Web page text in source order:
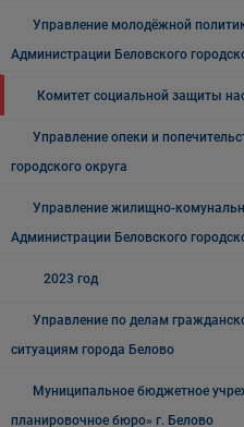
Управление молодёжной
Администрации Беловского
Комитет социальной защиты
Управление опеки и
городского округа
Управление жилищно-
Администрации Беловского
2023 год
Управление по делам
ситуациям города Белово
Муниципальное бюджетное
планировочное бюро» г. Белово